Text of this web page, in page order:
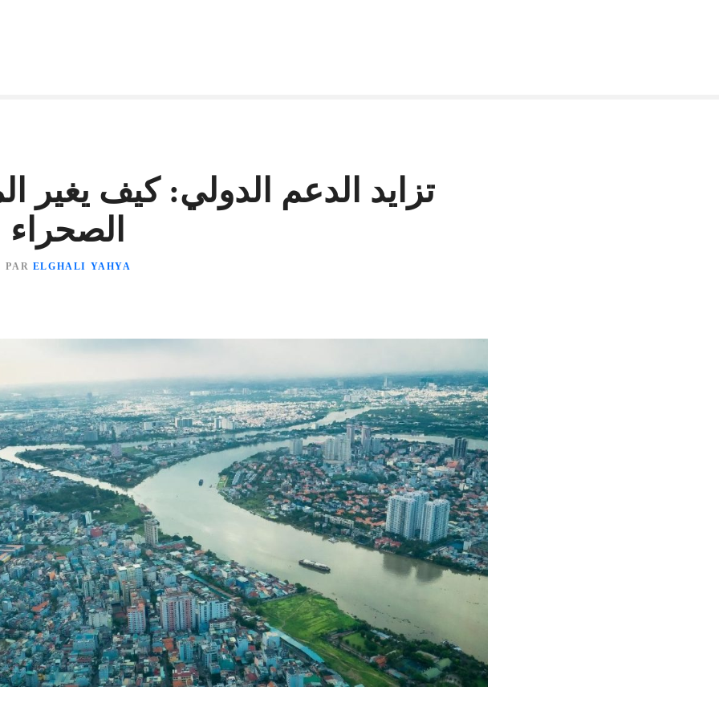
تزايد الدعم الدولي: كيف يغير
الصحراء
PAR ELGHALI YAHYA